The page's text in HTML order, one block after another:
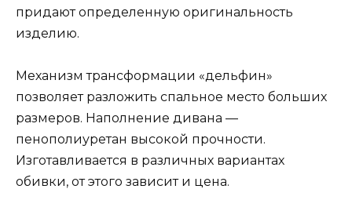
придают определенную оригинальность
изделию.
Механизм трансформации «дельфин»
позволяет разложить спальное место больших
размеров. Наполнение дивана —
пенополиуретан высокой прочности.
Изготавливается в различных вариантах
обивки, от этого зависит и цена.